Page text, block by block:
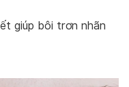
giúp bôi trơn nhãn